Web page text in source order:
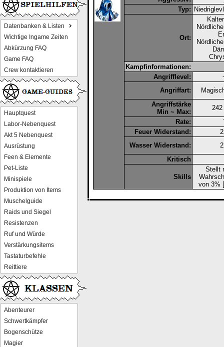
Datenbanken & Listen
Wichtige Ingame Zeiten
Abkürzung FAQ
Game FAQ
Crew kontaktieren
Hauptquest
Labor-Nebenquest
Akt 5 Nebenquest
Ausrüstung
Feen & Elemente
Pet-Liste
Minispiele
Produktion von Items
Muschelguide
Raids und Siegel
Resistenzen
Ruf und Würde
Verstärkungsitems
Tastaturbefehle
Reittiere
Abenteurer
Schwertkämpfer
Bogenschütze
Magier
Typ:
Ort:
Kampfinformationen:
Angrifflevel:
Angriffart:
Angriffstärke
Min ~ Max:
242
Rate:
Feuer Widerstand:
Wasser Widerstand:
Kritisch
Skills
Stellt
von 3%